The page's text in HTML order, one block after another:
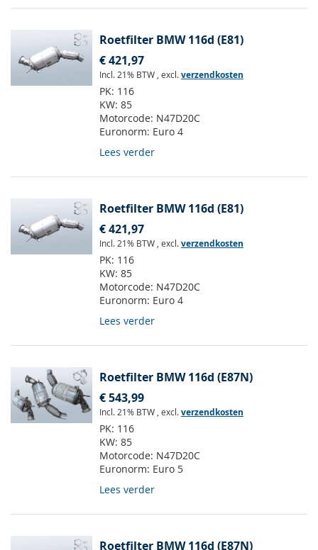
Roetfilter BMW 116d (E81)
€ 421,97
Incl. 21% BTW , excl.verzendkosten
PK: 116
KW: 85
Motorcode: N47D20C
Euronorm: Euro 4
Lees verder
Roetfilter BMW 116d (E81)
€ 421,97
Incl. 21% BTW , excl.verzendkosten
PK: 116
KW: 85
Motorcode: N47D20C
Euronorm: Euro 4
Lees verder
Roetfilter BMW 116d (E87N)
€ 543,99
Incl. 21% BTW , excl.verzendkosten
PK: 116
KW: 85
Motorcode: N47D20C
Euronorm: Euro 5
Lees verder
Roetfilter BMW 116d (E87N)